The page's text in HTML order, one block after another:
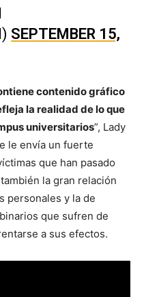
SEPTEMBER 15,
contenido gráfico
la realidad de lo que
universitarios”, Lady
le envía un fuerte
que han pasado
la gran relación
personales y la de
que sufren de
a sus efectos.